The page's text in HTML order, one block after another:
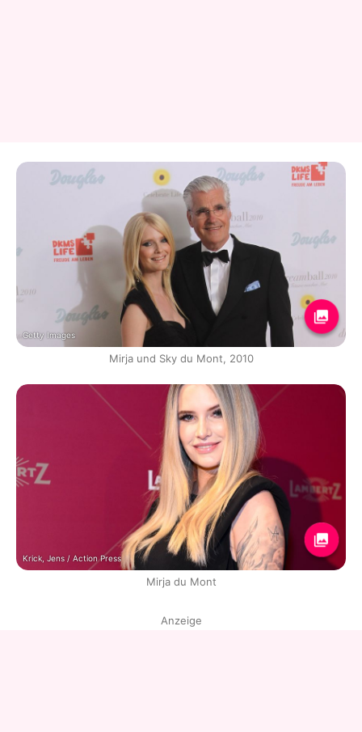
Getty Images
Mirja und Sky du Mont, 2010
Krick, Jens / Action Press
Mirja du Mont
Anzeige